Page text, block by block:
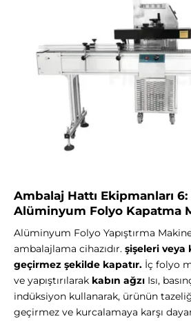
Ambalaj Hattı Ekipmanları
Alüminyum Folyo Kapatma
Alüminyum Folyo Yapıştırma
ambalajlama cihazıdır. şişeleri veya
geçirmez şekilde kapatır. İç folyo
ve yapıştırılarak kabın ağzı Isı,
indüksiyon kullanarak, ürünün
geçirmez ve kurcalamaya karşı